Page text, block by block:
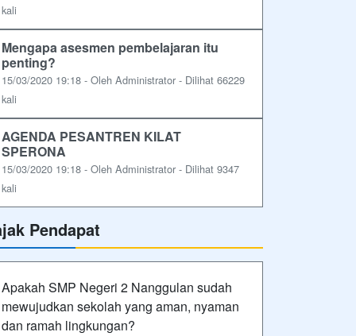
kali
Mengapa asesmen pembelajaran itu
penting?
15/03/2020 19:18 - Oleh Administrator - Dilihat 66229
kali
AGENDA PESANTREN KILAT
SPERONA
15/03/2020 19:18 - Oleh Administrator - Dilihat 9347
kali
Pendapat
Apakah SMP Negeri 2 Nanggulan sudah
mewujudkan sekolah yang aman, nyaman
dan ramah lingkungan?